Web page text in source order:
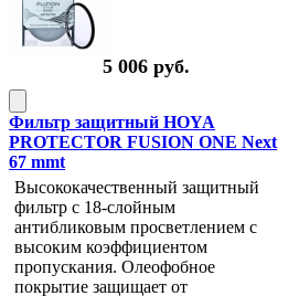
5 006 руб.
Фильтр защитный HOYA
PROTECTOR FUSION ONE Next
67 mmt
Высококачественный защитный
фильтр с 18-слойным
антибликовым просветлением с
высоким коэффициентом
пропускания. Олеофобное
покрытие защищает от